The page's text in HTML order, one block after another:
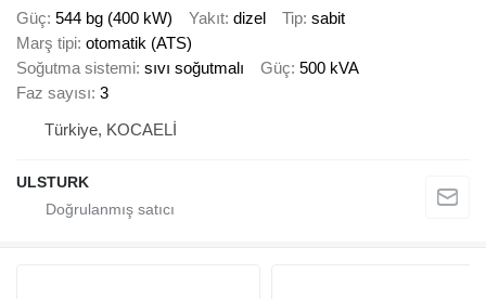
Güç 544 bg (400 kW) Yakıt dizel Tip sabit
Marş tipi otomatik (ATS)
Soğutma sistemi sıvı soğutmalı Güç 500 kVA
Faz sayısı 3
Türkiye, KOCAELİ
ULSTURK